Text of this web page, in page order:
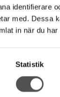
identifierare
med. Dessa
in när du
Statistik
som